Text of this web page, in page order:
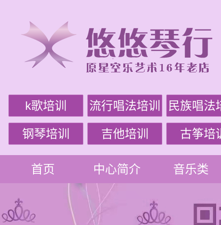
k歌培训 流行唱法培训 民族唱法
钢琴培训 吉他培训 古筝培
首页 中心简介 音乐类